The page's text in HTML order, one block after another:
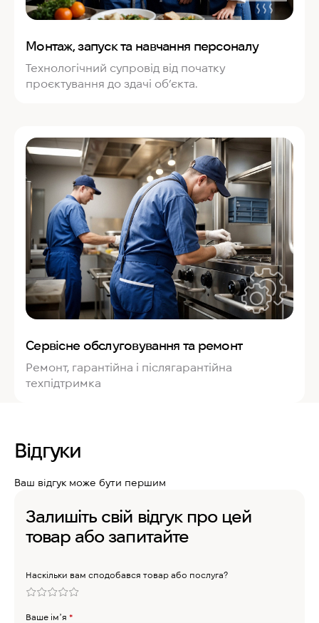
Монтаж, запуск та навчання персоналу
Технологічний супровід від початку
проєктування до здачі об’єкта.
Сервісне обслуговування та ремонт
Ремонт, гарантійна і післягарантійна
техпідтримка
Відгуки
Ваш відгук може бути першим
Залишіть свій відгук про цей
товар або запитайте
Наскільки вам сподобався товар або послуга?
Ваше імʼя *